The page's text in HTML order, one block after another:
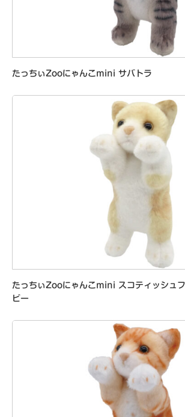
たっちぃZooにゃんこmini サバトラ
たっちぃZooにゃんこmini スコティッシュ
ビー